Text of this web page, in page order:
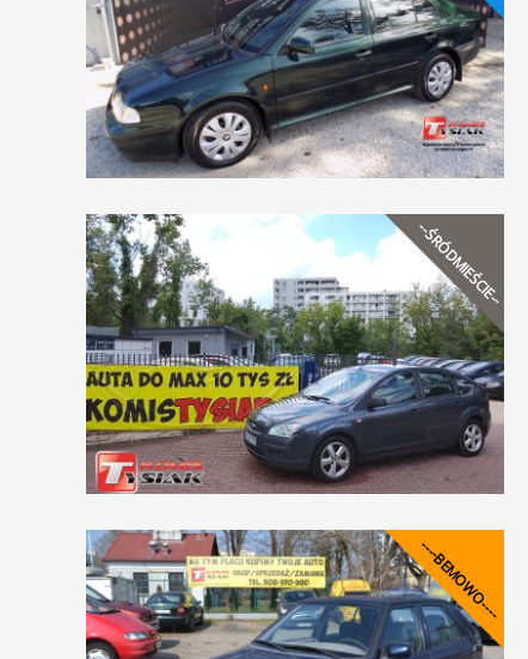
--ŚRÓDMIEŚCIE--
----BEMOWO----